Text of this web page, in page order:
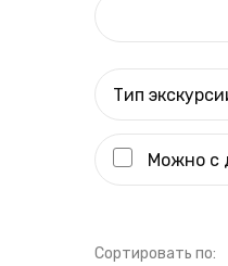
Тип
Можно с
Cортировать по: